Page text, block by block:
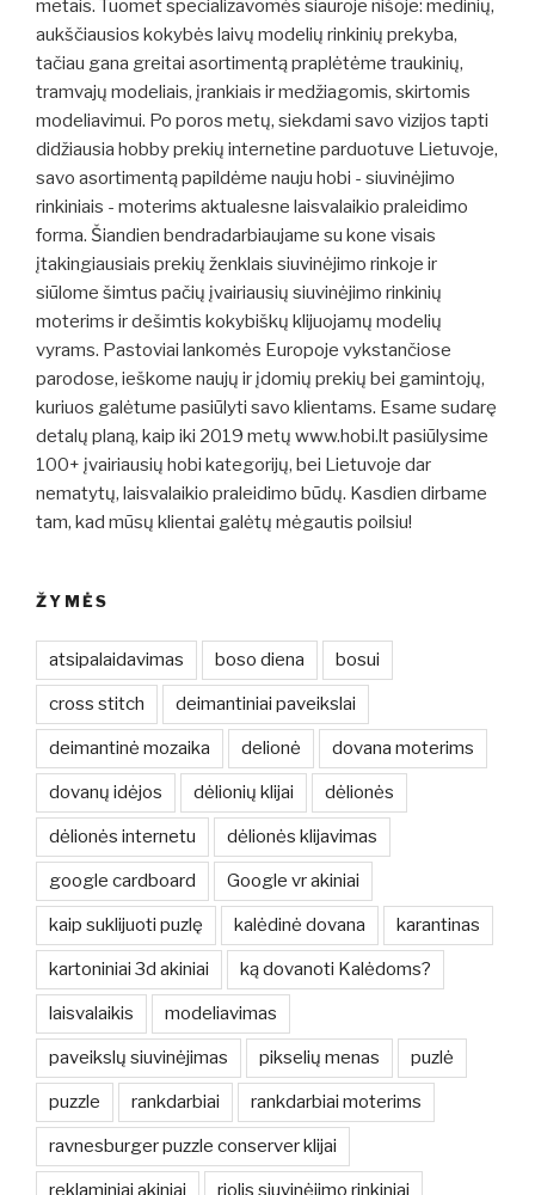
metais. Tuomet specializavomės siauroje nišoje: medinių,
aukščiausios kokybės laivų modelių rinkinių prekyba,
tačiau gana greitai asortimentą praplėtėme traukinių,
tramvajų modeliais, įrankiais ir medžiagomis, skirtomis
modeliavimui. Po poros metų, siekdami savo vizijos tapti
didžiausia hobby prekių internetine parduotuve Lietuvoje,
savo asortimentą papildėme nauju hobi - siuvinėjimo
rinkiniais - moterims aktualesne laisvalaikio praleidimo
forma. Šiandien bendradarbiaujame su kone visais
įtakingiausiais prekių ženklais siuvinėjimo rinkoje ir
siūlome šimtus pačių įvairiausių siuvinėjimo rinkinių
moterims ir dešimtis kokybiškų klijuojamų modelių
vyrams. Pastoviai lankomės Europoje vykstančiose
parodose, ieškome naujų ir įdomių prekių bei gamintojų,
kuriuos galėtume pasiūlyti savo klientams. Esame sudarę
detalų planą, kaip iki 2019 metų www.hobi.lt pasiūlysime
100+ įvairiausių hobi kategorijų, bei Lietuvoje dar
nematytų, laisvalaikio praleidimo būdų. Kasdien dirbame
tam, kad mūsų klientai galėtų mėgautis poilsiu!
ŽYMĖS
atsipalaidavimas boso diena bosui
cross stitch deimantiniai paveikslai
deimantinė mozaika delionė dovana moterims
dovanų idėjos dėlionių klijai dėlionės
dėlionės internetu dėlionės klijavimas
google cardboard Google vr akiniai
kaip suklijuoti puzlę kalėdinė dovana karantinas
kartoniniai 3d akiniai ką dovanoti Kalėdoms?
laisvalaikis modeliavimas
paveikslų siuvinėjimas pikselių menas puzlė
puzzle rankdarbiai rankdarbiai moterims
ravnesburger puzzle conserver klijai
reklaminiai akiniai riolis siuvinėjimo rinkiniai